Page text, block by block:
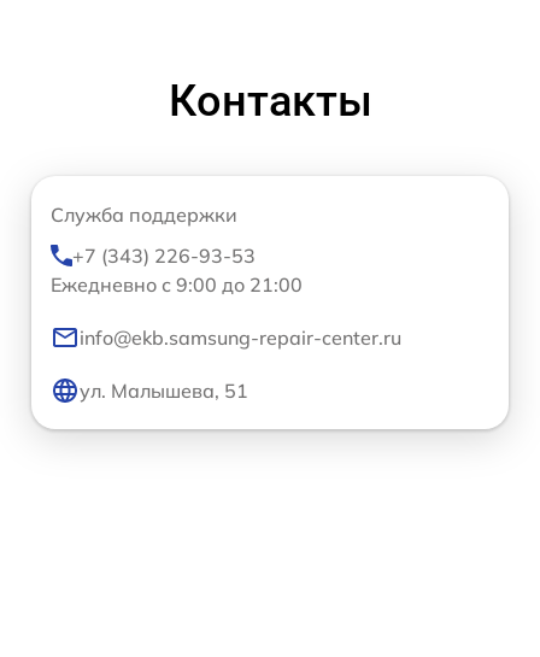
Контакты
Служба поддержки
+7 (343) 226-93-53
Ежедневно с 9:00 до 21:00
info@ekb.samsung-repair-center.ru
ул. Малышева, 51